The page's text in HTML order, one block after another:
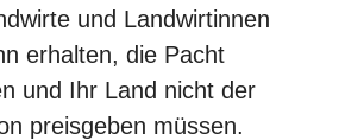
und Landwirtinnen
erhalten, die Pacht
und Ihr Land nicht der
preisgeben müssen.